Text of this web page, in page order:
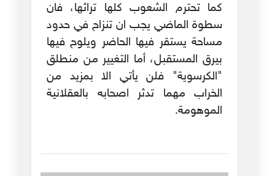
كما تحترم الشعوب كلها تراثها، فان
سطوة الماضي يجب ان تنزاح في حدود
مساحة يستقر فيها الحاضر ويلوح فيها
بيرق المستقبل، أما التغيير من منطلق
"الكرسوية" فلن يأتي الا بمزيد من
الخراب مهما تدثر اصحابه بالعقلانية
الموهومة.